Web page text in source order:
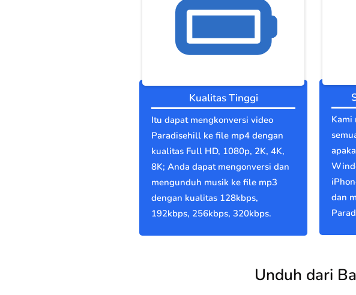
Kualitas Tinggi
Itu dapat mengkonversi video
Paradisehill ke file mp4 dengan
kualitas Full HD, 1080p, 2K, 4K,
8K; Anda dapat mengonversi dan
mengunduh musik ke file mp3
dengan kualitas 128kbps,
192kbps, 256kbps, 320kbps.
Kami
dan
Unduh dari